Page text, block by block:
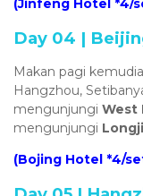
(Jinfeng Hotel *4/
Day 04 |
Makan pagi
Hangzhou,
mengunjungi West
mengunjungi
(Bojing Hotel *4/